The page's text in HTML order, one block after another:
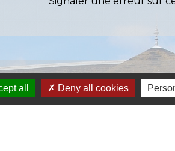
Liens
all Deny all cookies